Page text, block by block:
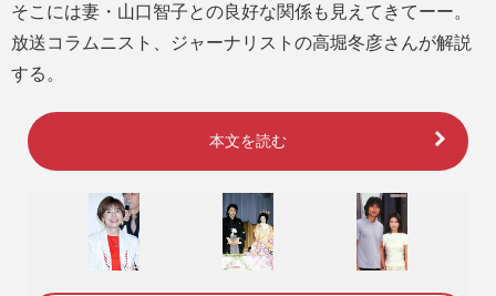
そこには妻・山口智子との良好な関係も見えてきてーー。
放送コラムニスト、ジャーナリストの高堀冬彦さんが解説
する。
本文を読む